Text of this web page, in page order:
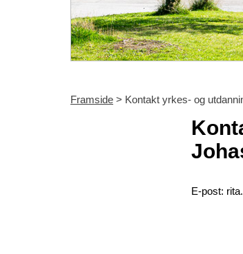
Framside > Kontakt yrkes- og
E-post: